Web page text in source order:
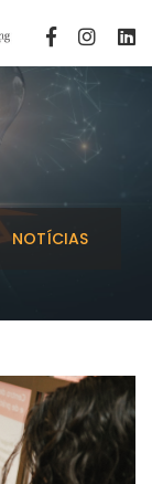
NOTÍCIAS